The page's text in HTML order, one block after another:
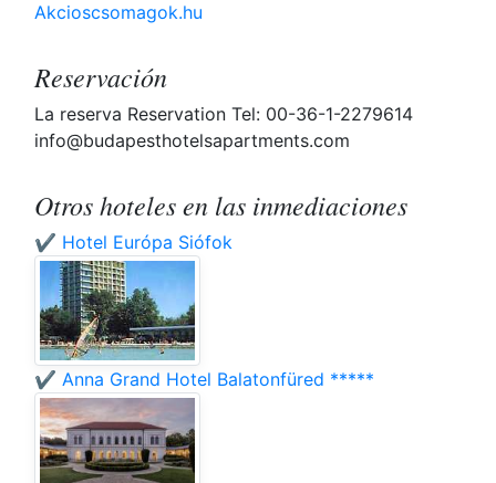
Akcioscsomagok.hu
Reservación
La reserva Reservation Tel: 00-36-1-2279614
info@budapesthotelsapartments.com
Otros hoteles en las inmediaciones
✔️ Hotel Európa Siófok
✔️ Anna Grand Hotel Balatonfüred *****